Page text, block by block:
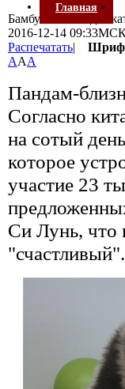
Главная
Бамбуковых
2016-12-14
Распечатать|
AAA
Пандам-
Согласно
на сотый
которое
участие 23
Си Лунь, что
"счастливый".